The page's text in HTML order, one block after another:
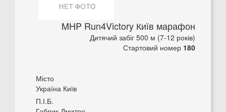
MHP Run4Victory Київ марафон
Дитячий забіг 500 м (7-12 років)
Стартовий номер 180
Місто
Україна Київ
П.І.Б.